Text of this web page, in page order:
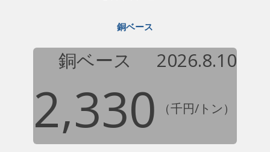
銅ベース
銅ベース 2026.8.10
2,330 （千円/トン）